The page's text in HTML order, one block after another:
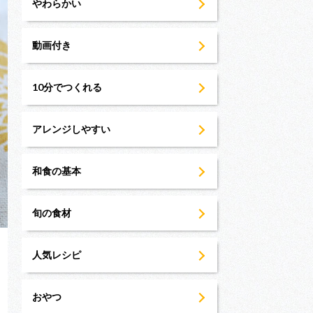
やわらかい
動画付き
10分でつくれる
アレンジしやすい
和食の基本
旬の食材
人気レシピ
おやつ